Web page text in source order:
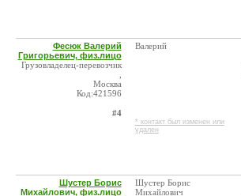
Фесюк Валерий
Григорьевич, физ.лицо
Грузовладелец-перевозчик
Москва
Код:421596
#4
Валерий
* контакт был изменен или
удален
Шустер Борис
Михайлович, физ.лицо
Шустер Борис
Михайлович